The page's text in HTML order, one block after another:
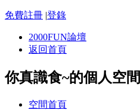
免費註冊 |登錄
2000FUN論壇
返回首頁
你真識食~的個人空間
空間首頁